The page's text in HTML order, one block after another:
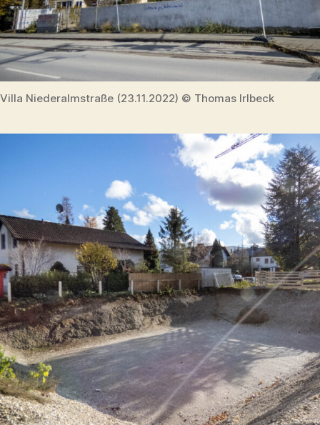
Villa Niederalmstraße (23.11.2022) © Thomas Irlbeck